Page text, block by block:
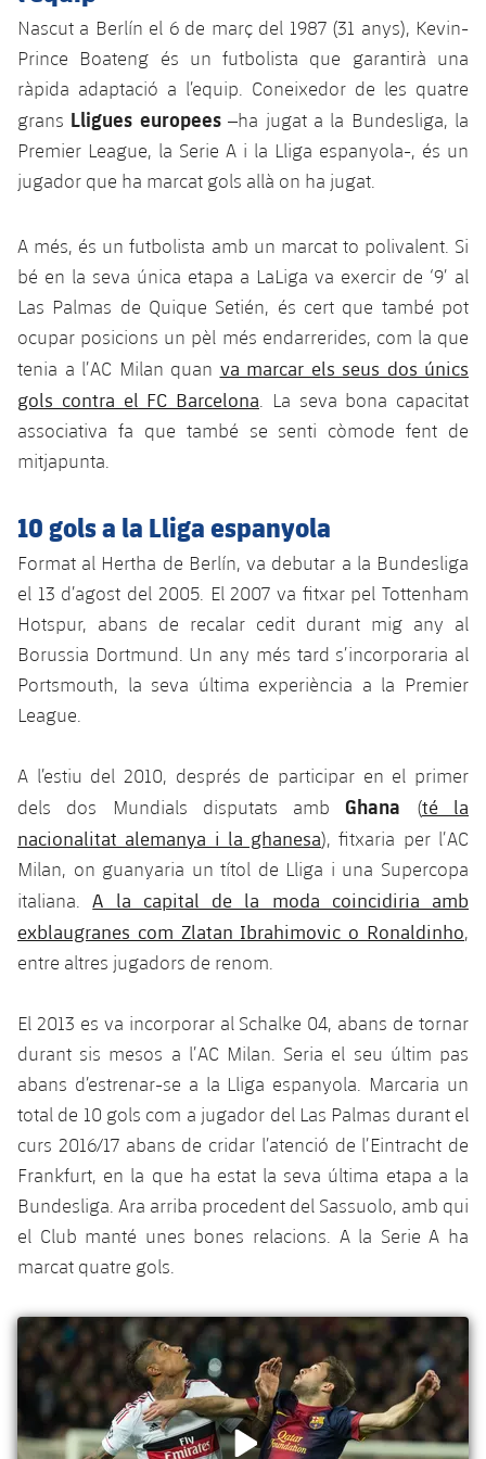
Jugadors
Fotos
Història
Palmarès
Classificació
Juvenil
Infantil
Aleví
Notícies
Atletisme
Actualitat
Masculí
Agenda
Bàsquet en cadira de rodes
Actualitat
Resultats
Classificació
Hockey gel
plusicon
Jugadors
Resultats
Classificació
Notícies
Hockey Herba Masculí
Hockey Herba Femení
Patinatge artístic
plusicon
més
Actualitat
Plantilla
Escola de Patinatge
Rugby
plusicon
més
Actualitat
Calendari
Resultats
Voleibol
plusicon
més
Notícies
Voleibol masculí
Voleibol femení
Apunta't a les amateurs
plusicon
més
Apunta't a les amateurs
Carnet de l'Esportista Amateur
PLUSICON
MÉS
League of Legends
VALORANT Rising
Nascut a Berlín el 6 de març del 1987 (31 anys), Kevin-
Prince Boateng és un futbolista que garantirà una
ràpida adaptació a l’equip. Coneixedor de les quatre
grans Lligues europees–ha jugat a la Bundesliga, la
Premier League, la Serie A i la Lliga espanyola-, és un
jugador que ha marcat gols allà on ha jugat.
A més, és un futbolista amb un marcat to polivalent. Si
bé en la seva única etapa a LaLiga va exercir de ‘9’ al
Las Palmas de Quique Setién, és cert que també pot
ocupar posicions un pèl més endarrerides, com la que
tenia a l’AC Milan quan va marcar els seus dos únics
gols contra el FC Barcelona . La seva bona capacitat
associativa fa que també se senti còmode fent de
mitjapunta.
10 gols a la Lliga espanyola
Format al Hertha de Berlín, va debutar a la Bundesliga
el 13 d’agost del 2005. El 2007 va fitxar pel Tottenham
Hotspur, abans de recalar cedit durant mig any al
Borussia Dortmund. Un any més tard s’incorporaria al
Portsmouth, la seva última experiència a la Premier
League.
A l’estiu del 2010, després de participar en el primer
dels dos Mundials disputats amb Ghana (té la
nacionalitat alemanya i la ghanesa), fitxaria per l’AC
Milan, on guanyaria un títol de Lliga i una Supercopa
italiana.A la capital de la moda coincidiria amb
exblaugranes com Zlatan Ibrahimovic o Ronaldinho,
entre altres jugadors de renom.
El 2013 es va incorporar al Schalke 04, abans de tornar
durant sis mesos a l’AC Milan. Seria el seu últim pas
abans d’estrenar-se a la Lliga espanyola. Marcaria un
total de 10 gols com a jugador del Las Palmas durant el
curs 2016/17 abans de cridar l’atenció de l’Eintracht de
Frankfurt, en la que ha estat la seva última etapa a la
Bundesliga. Ara arriba procedent del Sassuolo, amb qui
el Club manté unes bones relacions. A la Serie A ha
marcat quatre gols.